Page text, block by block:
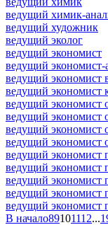
ведущий химик-
ведущий художник
ведущий эколог
ведущий экономист
ведущий экономист-
ведущий экономист
ведущий экономист
ведущий экономист
ведущий экономист
ведущий экономист
ведущий экономист
ведущий экономист
ведущий экономист
ведущий экономист
ведущий экономист
ведущий экономист
В начало89101112...